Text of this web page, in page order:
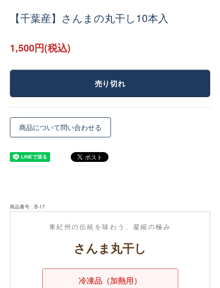
【千葉産】さんまの丸干し10本入
1,500円(税込)
売り切れ
商品について問い合わせる
商品番号：B-17
東紀州の伝統を味わう、凝縮の極み
さんま丸干し
冷凍品（加熱用）